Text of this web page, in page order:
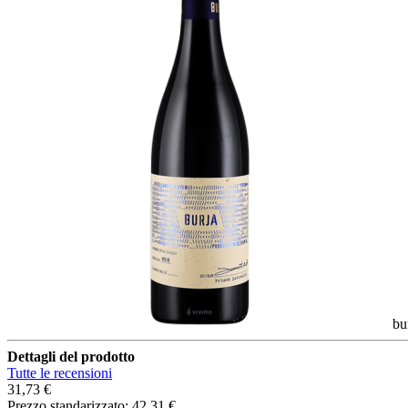
Dettagli del prodotto
Tutte le recensioni
31,73 €